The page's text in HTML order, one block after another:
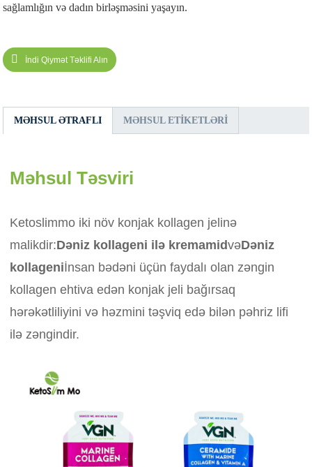
sağlamlığın və dadın birləşməsini yaşayın.
İndi Qiymət Təklifi Alın
MƏHSUL ƏTRAFLI MƏHSUL ETIKETLƏRI
Məhsul Təsviri
Ketoslimmo iki növ konjak kollagen jelinə
malikdir:Dəniz kollageni ilə kremamidvəDəniz
kollageniİnsan bədəni üçün faydalı olan zəngin
kollagen ehtiva edən konjak jeli bağırsaq
hərəkətliliyini və həzmini təşviq edə bilən pəhriz lifi
ilə zəngindir.